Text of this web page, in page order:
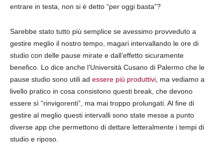
entrare in testa, non si è detto “per oggi basta”?
Sarebbe stato tutto più semplice se avessimo provveduto a
gestire meglio il nostro tempo, magari intervallando le ore di
studio con delle pause mirate e dall’effetto sicuramente
benefico. Lo dice anche l’Università Cusano di Palermo che le
pause studio sono utili ad essere più produttivi , ma vediamo a
livello pratico in cosa consistono questi break, che devono
essere sì “rinvigorenti”, ma mai troppo prolungati. Al fine di
gestire al meglio questi intervalli sono state messe a punto
diverse app che permettono di dettare letteralmente i tempi di
studio e riposo.